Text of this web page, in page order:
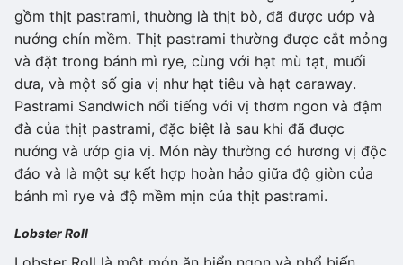
gồm thịt pastrami, thường là thịt bò, đã được ướp và
nướng chín mềm. Thịt pastrami thường được cắt mỏng
và đặt trong bánh mì rye, cùng với hạt mù tạt, muối
dưa, và một số gia vị như hạt tiêu và hạt caraway.
Pastrami Sandwich nổi tiếng với vị thơm ngon và đậm
đà của thịt pastrami, đặc biệt là sau khi đã được
nướng và ướp gia vị. Món này thường có hương vị độc
đáo và là một sự kết hợp hoàn hảo giữa độ giòn của
bánh mì rye và độ mềm mịn của thịt pastrami.
Lobster Roll